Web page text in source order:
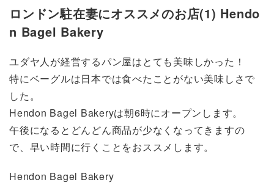
ロンドン駐在妻にオススメのお店(1) Hendo
n Bagel Bakery
ユダヤ人が経営するパン屋はとても美味しかった！
特にベーグルは日本では食べたことがない美味しさで
した。
Hendon Bagel Bakeryは朝6時にオープンします。
午後になるとどんどん商品が少なくなってきますの
で、早い時間に行くことをおススメします。
Hendon Bagel Bakery